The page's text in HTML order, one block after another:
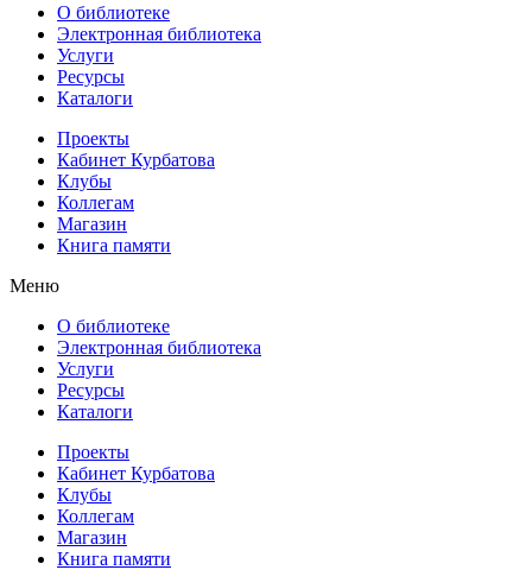
О библиотеке
Электронная библиотека
Услуги
Ресурсы
Каталоги
Проекты
Кабинет Курбатова
Клубы
Коллегам
Магазин
Книга памяти
Меню
О библиотеке
Электронная библиотека
Услуги
Ресурсы
Каталоги
Проекты
Кабинет Курбатова
Клубы
Коллегам
Магазин
Книга памяти